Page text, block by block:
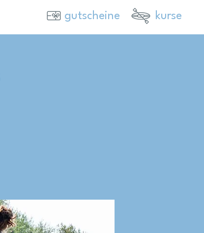
gutscheine kurse